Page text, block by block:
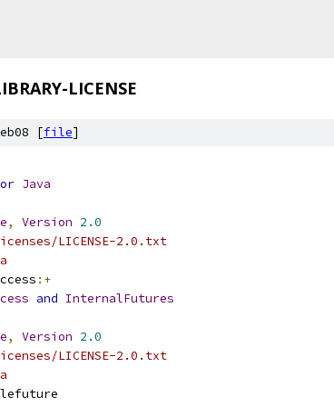
LICENSE
[file]
Java
, Version 2.0
LICENSE-2.0.txt
:+
and InternalFutures
, Version 2.0
LICENSE-2.0.txt